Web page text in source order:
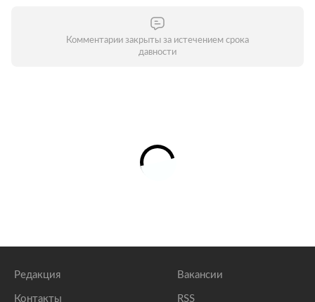
Комментарии закрыты за истечением срока
давности
Редакция
Контакты
Вакансии
RSS